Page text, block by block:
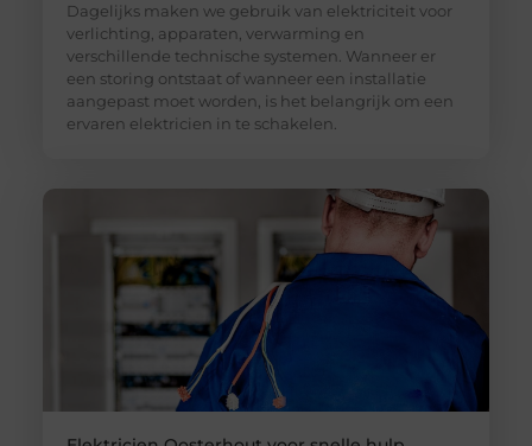
Dagelijks maken we gebruik van elektriciteit voor
verlichting, apparaten, verwarming en
verschillende technische systemen. Wanneer er
een storing ontstaat of wanneer een installatie
aangepast moet worden, is het belangrijk om een
ervaren elektricien in te schakelen.